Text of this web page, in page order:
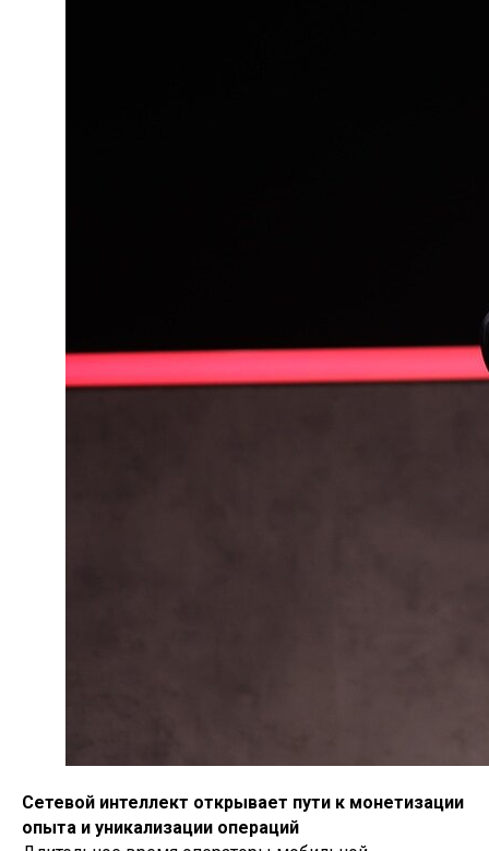
Сетевой интеллект открывает пути к монетизации
опыта и уникализации операций